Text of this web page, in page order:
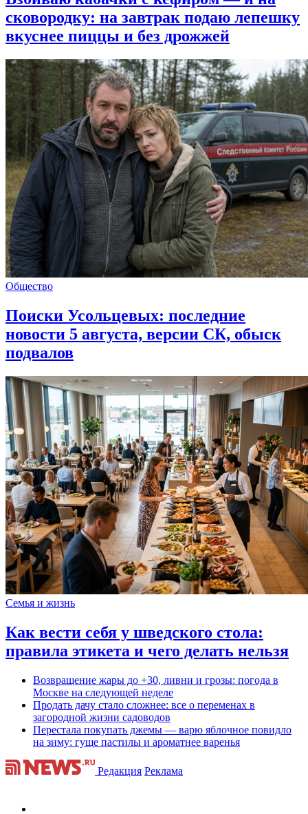
сковородку: на завтрак подаю лепешку
вкуснее пиццы и без дрожжей
Общество
Поиски Усольцевых: последние
новости 5 августа, версии СК, обыск
подвалов
Семья и жизнь
Как вести себя у шведского стола:
правила этикета и чего делать нельзя
Возвращение жары до +30, ливни и грозы: погода в
Москве на следующей неделе
Продать дачу стало сложнее: все о переменах в
загородной жизни садоводов
Перестала покупать джемы — варю яблочное повидло
на зиму: гуще пастилы и ароматнее варенья
Редакция Реклама